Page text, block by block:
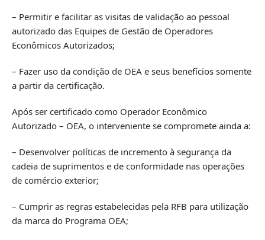
– Permitir e facilitar as visitas de validação ao pessoal
autorizado das Equipes de Gestão de Operadores
Econômicos Autorizados;
– Fazer uso da condição de OEA e seus benefícios somente
a partir da certificação.
Após ser certificado como Operador Econômico
Autorizado – OEA, o interveniente se compromete ainda a:
– Desenvolver políticas de incremento à segurança da
cadeia de suprimentos e de conformidade nas operações
de comércio exterior;
– Cumprir as regras estabelecidas pela RFB para utilização
da marca do Programa OEA;